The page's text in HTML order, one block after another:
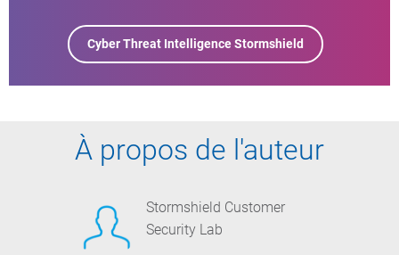
Cyber Threat Intelligence Stormshield
À propos de l'auteur
Stormshield Customer
Security Lab